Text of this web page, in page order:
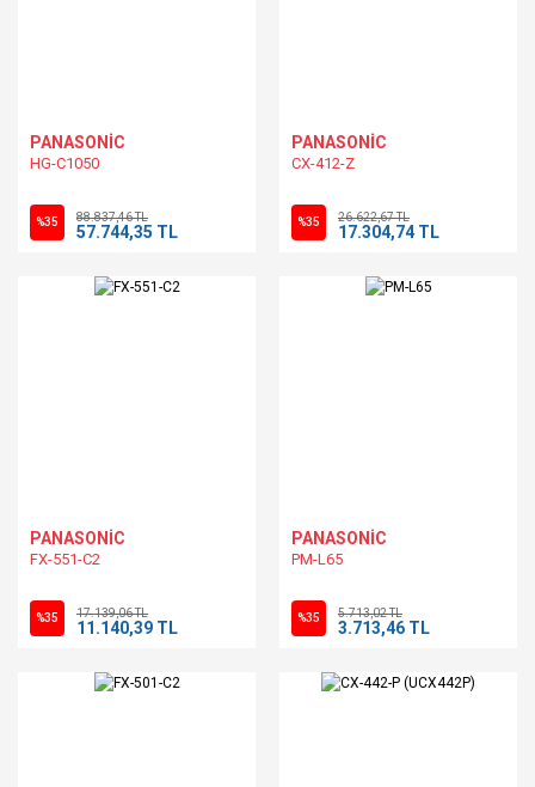
PANASONİC
HG-C1050
%35 88.837,46 TL
57.744,35 TL
PANASONİC
CX-412-Z
%35 26.622,67 TL
17.304,74 TL
PANASONİC
FX-551-C2
%35 17.139,06 TL
11.140,39 TL
PANASONİC
PM-L65
%35 5.713,02 TL
3.713,46 TL